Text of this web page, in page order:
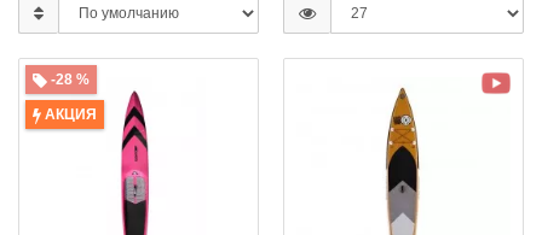
-28 %
АКЦИЯ